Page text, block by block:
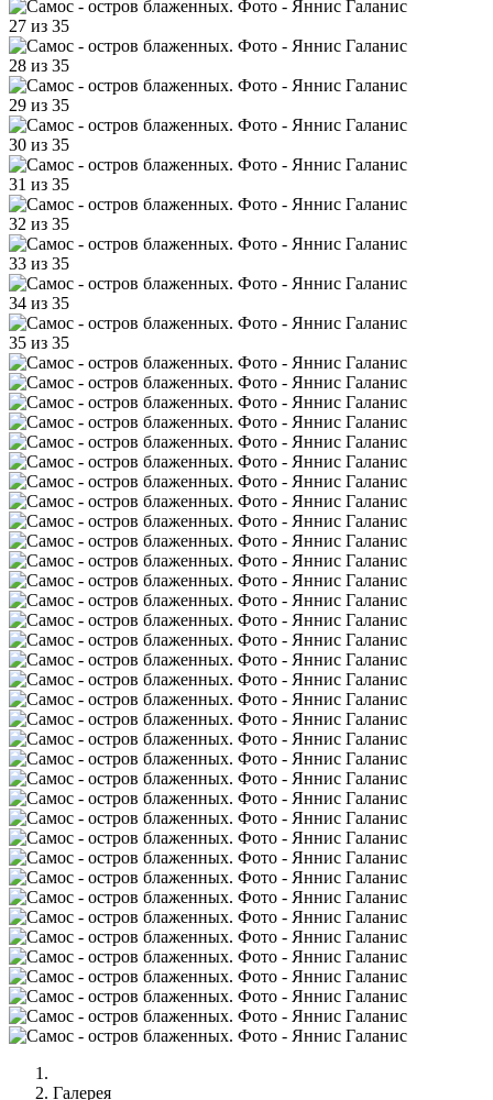
27 из 35
28 из 35
29 из 35
30 из 35
31 из 35
32 из 35
33 из 35
34 из 35
35 из 35
Галерея